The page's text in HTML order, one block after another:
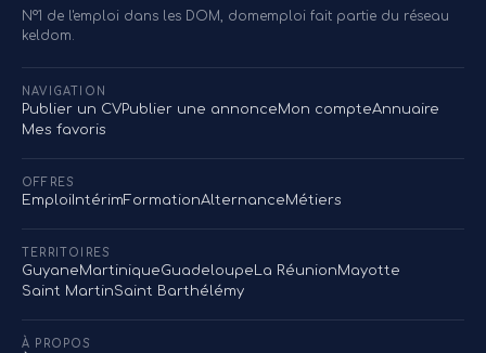
N°1 de l'emploi dans les DOM, domemploi fait partie du réseau
keldom.
NAVIGATION
Publier un CVPublier une annonceMon compteAnnuaire
Mes favoris
OFFRES
EmploiIntérimFormationAlternanceMétiers
TERRITOIRES
GuyaneMartiniqueGuadeloupe La RéunionMayotte
Saint MartinSaint Barthélémy
À PROPOS